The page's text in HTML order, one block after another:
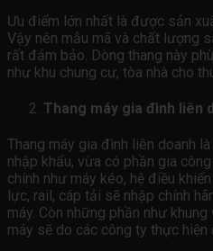
Ưu điểm lớn nhất là được sản
Vậy nên mẫu mã và chất lượng
rất đảm bảo. Dòng thang này
như khu chung cư, tòa nhà cho
Thang máy gia đình liên
Thang máy gia đình liên doanh
nhập khẩu, vừa có phần gia
chính như máy kéo, hệ điều
lực, rail, cáp tải sẽ nhập chính
máy. Còn những phần như
máy sẽ do các công ty thực hiện